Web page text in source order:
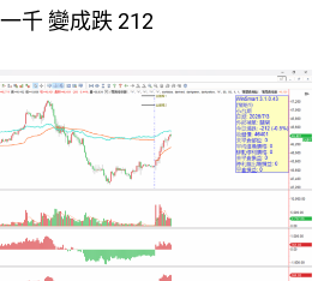
千 變成跌 212